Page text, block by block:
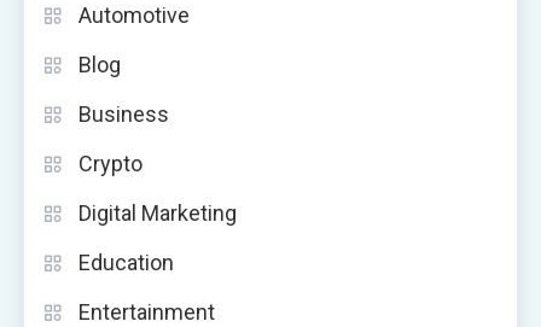
Automotive
Blog
Business
Crypto
Digital Marketing
Education
Entertainment